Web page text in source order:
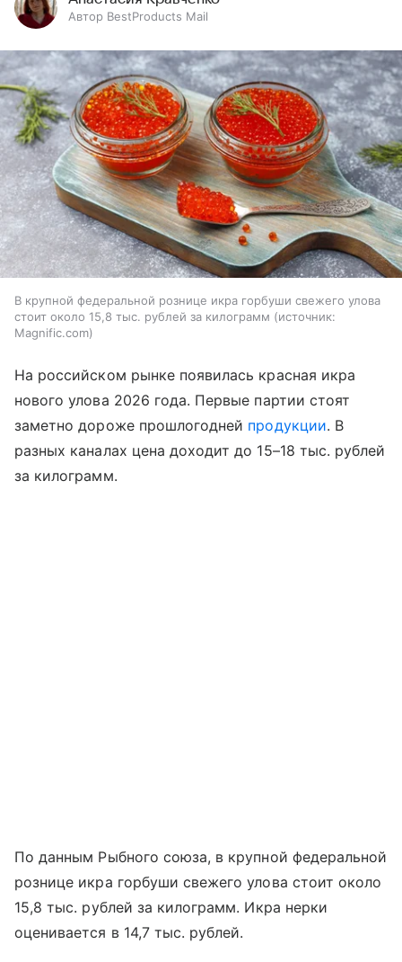
Автор BestProducts Mail
В крупной федеральной рознице икра горбуши свежего улова
стоит около 15,8 тыс. рублей за килограмм
источник:
Magnific.com
На российском рынке появилась красная икра
нового улова 2026 года. Первые партии стоят
заметно дороже прошлогодней продукции. В
разных каналах цена доходит до 15–18 тыс. рублей
за килограмм.
По данным Рыбного союза, в крупной федеральной
рознице икра горбуши свежего улова стоит около
15,8 тыс. рублей за килограмм. Икра нерки
оценивается в 14,7 тыс. рублей.